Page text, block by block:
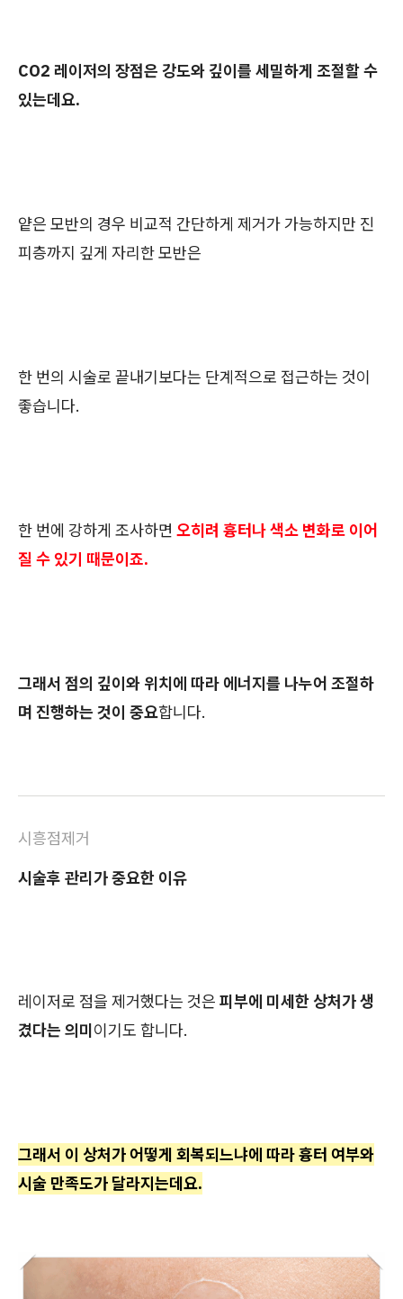
CO2 레이저의 장점은 강도와 깊이를 세밀하게 조절할 수
있는데요.
얕은 모반의 경우 비교적 간단하게 제거가 가능하지만 진
피층까지 깊게 자리한 모반은
한 번의 시술로 끝내기보다는 단계적으로 접근하는 것이
좋습니다.
한 번에 강하게 조사하면 오히려 흉터나 색소 변화로 이어
질 수 있기 때문이죠.
그래서 점의 깊이와 위치에 따라 에너지를 나누어 조절하
며 진행하는 것이 중요합니다.
시흥점제거
시술후 관리가 중요한 이유
레이저로 점을 제거했다는 것은 피부에 미세한 상처가 생
겼다는 의미이기도 합니다.
그래서 이 상처가 어떻게 회복되느냐에 따라 흉터 여부와
시술 만족도가 달라지는데요.